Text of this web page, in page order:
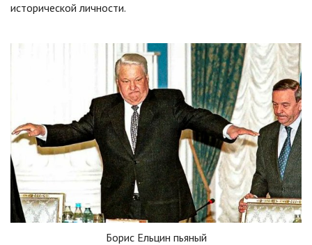
исторической личности.
Борис Ельцин пьяный